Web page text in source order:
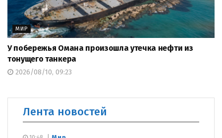
МИР
У побережья Омана произошла утечка нефти из
тонущего танкера
2026/08/10, 09:23
Лента новостей